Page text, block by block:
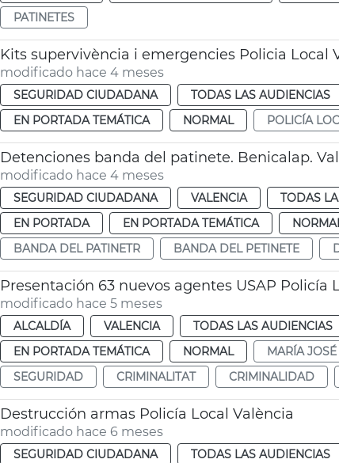
PATINETES
Kits supervivència i emergencies Policia Local
modificado hace 4 meses
SEGURIDAD CIUDADANA TODAS LAS AUDIENCIAS
EN PORTADA TEMÁTICA
NORMAL POLICÍA
Detenciones banda del patinete. Benicalap.
modificado hace 4 meses
SEGURIDAD CIUDADANA VALENCIA TODAS
EN PORTADA
EN PORTADA TEMÁTICA
BANDA DEL PATINETR
BANDA DEL PETINETE
Presentación 63 nuevos agentes USAP Policía
modificado hace 5 meses
ALCALDÍA VALENCIA TODAS LAS AUDIENCIAS
EN PORTADA TEMÁTICA
NORMAL MARÍA
SEGURIDAD
CRIMINALITAT CRIMINALIDAD
Destrucción armas Policía Local València
modificado hace 6 meses
SEGURIDAD CIUDADANA TODAS LAS AUDIENCIAS